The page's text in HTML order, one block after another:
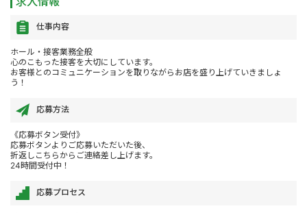
仕事内容
ホール・接客業務全般
心のこもった接客を大切にしています。
お客様とのコミュニケーションを取りながらお店を盛り上げていきましょ
う！
応募方法
《応募ボタン受付》
応募ボタンよりご応募いただいた後、
折返しこちらからご連絡差し上げます。
24時間受付中！
応募プロセス